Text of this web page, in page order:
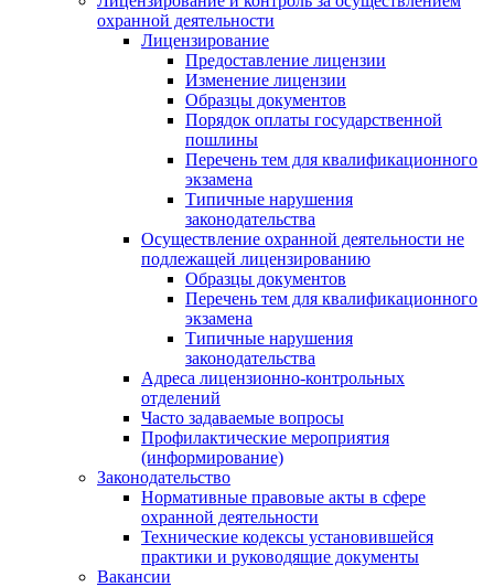
охранной деятельности
Лицензирование
Предоставление лицензии
Изменение лицензии
Образцы документов
Порядок оплаты государственной
пошлины
Перечень тем для квалификационного
экзамена
Типичные нарушения
законодательства
Осуществление охранной деятельности не
подлежащей лицензированию
Образцы документов
Перечень тем для квалификационного
экзамена
Типичные нарушения
законодательства
Адреса лицензионно-контрольных
отделений
Часто задаваемые вопросы
Профилактические мероприятия
(информирование)
Законодательство
Нормативные правовые акты в сфере
охранной деятельности
Технические кодексы установившейся
практики и руководящие документы
Вакансии